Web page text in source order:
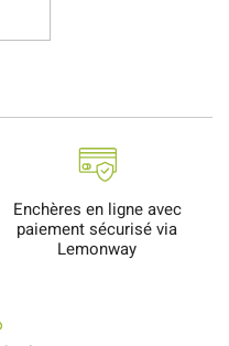
Enchères en ligne avec
paiement sécurisé via
Lemonway